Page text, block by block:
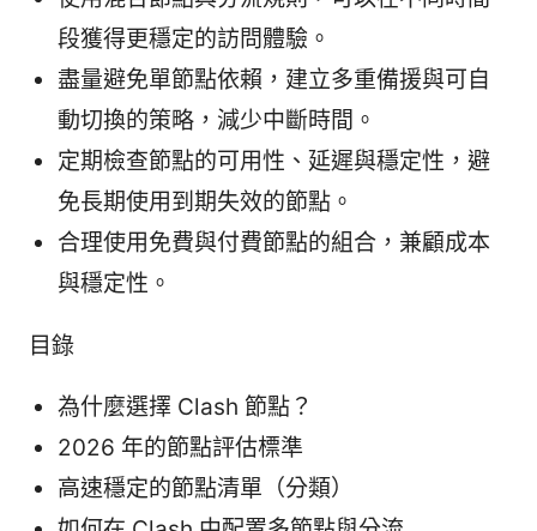
段獲得更穩定的訪問體驗。
盡量避免單節點依賴，建立多重備援與可自
動切換的策略，減少中斷時間。
定期檢查節點的可用性、延遲與穩定性，避
免長期使用到期失效的節點。
合理使用免費與付費節點的組合，兼顧成本
與穩定性。
目錄
為什麼選擇 Clash 節點？
2026 年的節點評估標準
高速穩定的節點清單（分類）